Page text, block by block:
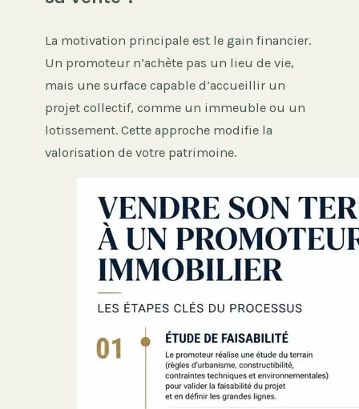
La motivation principale est le gain financier.
Un promoteur n’achète pas un lieu de vie,
mais une surface capable d’accueillir un
projet collectif, comme un immeuble ou un
lotissement. Cette approche modifie la
valorisation de votre patrimoine.